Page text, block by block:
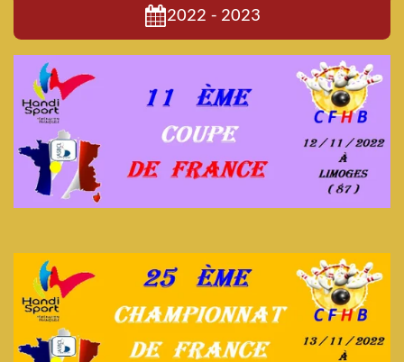
2022 - 2023